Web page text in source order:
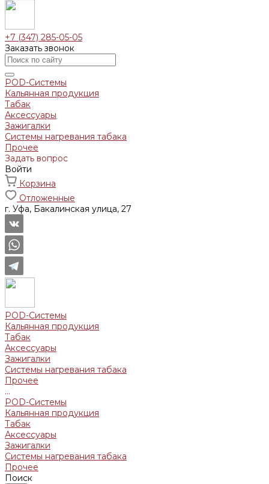
+7 (347) 285-05-05
Заказать звонок
POD-Системы
Кальянная продукция
Табак
Аксессуары
Зажигалки
Системы нагревания табака
Прочее
Задать вопрос
Войти
Корзина
Отложенные
г. Уфа, Бакалинская улица, 27
POD-Системы
Кальянная продукция
Табак
Аксессуары
Зажигалки
Системы нагревания табака
Прочее
...
POD-Системы
Кальянная продукция
Табак
Аксессуары
Зажигалки
Системы нагревания табака
Прочее
Поиск